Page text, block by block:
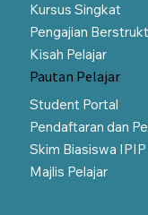
Kursus Singkat
Pengajian
Kisah Pelajar
Pautan Pelajar
Student Portal
Pendaftaran dan
Skim Biasiswa IPIP
Majlis Pelajar